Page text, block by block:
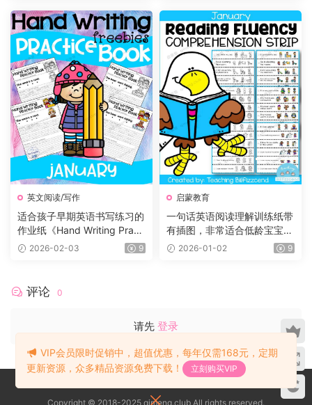
有趣，特别适合小朋友们阅
读。
集、电影、练习等
英文阅读/写作
适合孩子早期英语书写练习的
作业纸《Hand Writing Practi
ce Book》12册，每个月有一
2026-02-03 9
启蒙教育
一句话英语阅读理解训练纸带
有插图，非常适合低龄宝宝！
小红书爆款！
2026-01-02 9
评论 0
请先 登录
Copyright © 2018-2025 qimeng.club All rights reserved.
VIP会员限时促销中，超值优惠，每年仅需168元，定期
更新资源，众多精品资源免费下载！
立刻购买VIP